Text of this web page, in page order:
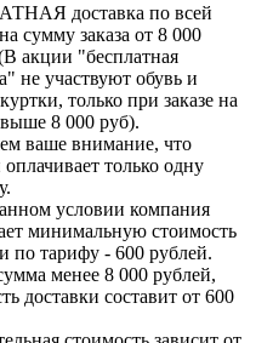
доставка по всей
сумму заказа от 8 000
акции "бесплатная
не участвуют обувь и
только при заказе на
8 000 руб).
ваше внимание, что
оплачивает только одну
условии компания
минимальную стоимость
по тарифу - 600 рублей.
менее 8 000 рублей,
доставки составит от 600